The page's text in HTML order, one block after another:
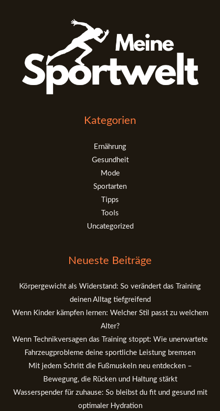
Kategorien
Ernährung
Gesundheit
Mode
Sportarten
Tipps
Tools
Uncategorized
Neueste Beiträge
Körpergewicht als Widerstand: So verändert das Training
deinen Alltag tiefgreifend
Wenn Kinder kämpfen lernen: Welcher Stil passt zu welchem
Alter?
Wenn Technikversagen das Training stoppt: Wie unerwartete
Fahrzeugprobleme deine sportliche Leistung bremsen
Mit jedem Schritt die Fußmuskeln neu entdecken –
Bewegung, die Rücken und Haltung stärkt
Wasserspender für zuhause: So bleibst du fit und gesund mit
optimaler Hydration